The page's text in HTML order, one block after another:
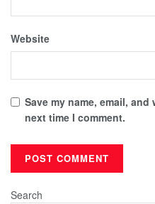
Website
Save my name, email,
next time I comment.
Search